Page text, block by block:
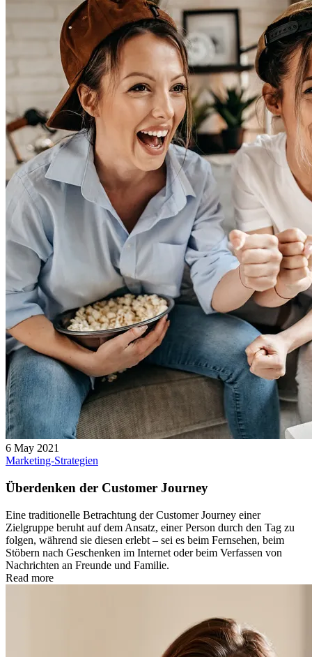
6 May 2021
Marketing-Strategien
Überdenken der Customer Journey
Eine traditionelle Betrachtung der Customer Journey einer
Zielgruppe beruht auf dem Ansatz, einer Person durch den Tag zu
folgen, während sie diesen erlebt – sei es beim Fernsehen, beim
Stöbern nach Geschenken im Internet oder beim Verfassen von
Nachrichten an Freunde und Familie.
Read more